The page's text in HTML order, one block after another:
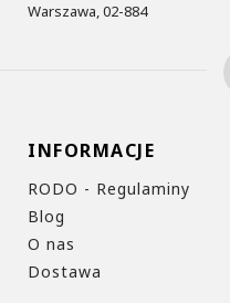
Warszawa, 02-884
INFORMACJE
RODO - Regulaminy
Blog
O nas
Dostawa